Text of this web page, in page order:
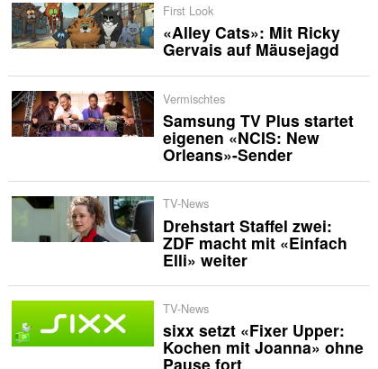
First Look
«Alley Cats»: Mit Ricky
Gervais auf Mäusejagd
Vermischtes
Samsung TV Plus startet
eigenen «NCIS: New
Orleans»-Sender
TV-News
Drehstart Staffel zwei:
ZDF macht mit «Einfach
Elli» weiter
TV-News
sixx setzt «Fixer Upper:
Kochen mit Joanna» ohne
Pause fort